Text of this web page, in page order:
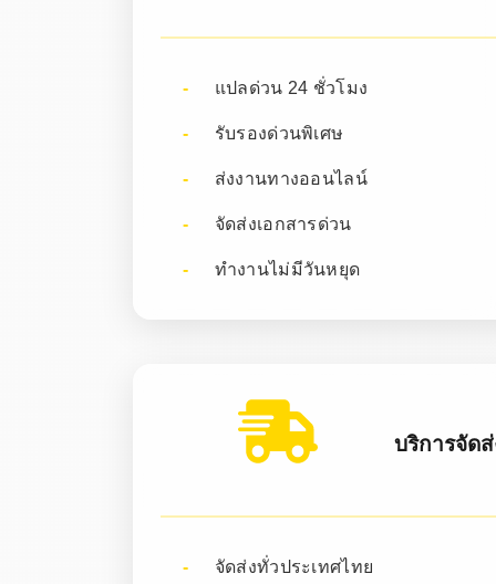
แปลด่วน 24 ชั่วโมง
รับรองด่วนพิเศษ
ส่งงานทางออนไลน์
จัดส่งเอกสารด่วน
ทำงานไม่มีวันหยุด
บริการจัด
จัดส่งทั่วประเทศไทย